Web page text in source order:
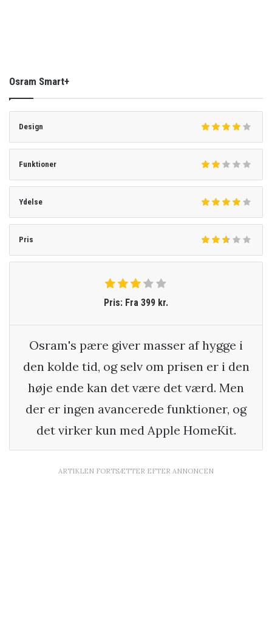
Osram Smart+
Design
Funktioner
Ydelse
Pris
Pris: Fra 399 kr.
Osram's pære giver masser af hygge i
den kolde tid, og selv om prisen er i den
høje ende kan det være det værd. Men
der er ingen avancerede funktioner, og
det virker kun med Apple HomeKit.
ARTIKLEN FORTSÆTTER EFTER ANNONCEN